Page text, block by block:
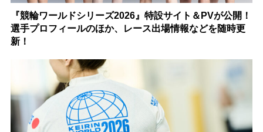
『競輪ワールドシリーズ2026』特設サイト＆PVが公開！
選手プロフィールのほか、レース出場情報などを随時更
新！